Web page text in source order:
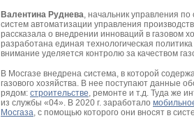
Валентина Руднева, начальник управления
систем автоматизации управления
рассказала о внедрении инноваций в газовом
разработана единая технологическая
внимание уделяется контролю за качеством
В Мосгазе внедрена система, в которой
газового хозяйства. В нее поступают данные
рядом: строительстве, ремонте и т.д. Туда же
из службы «04». В 2020 г. заработало
Мосгаза, с помощью которого они вносят в